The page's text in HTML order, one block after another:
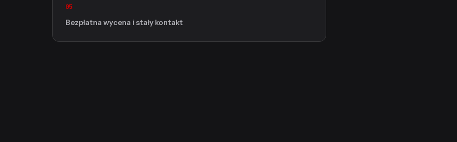
05
Bezpłatna wycena i stały kontakt